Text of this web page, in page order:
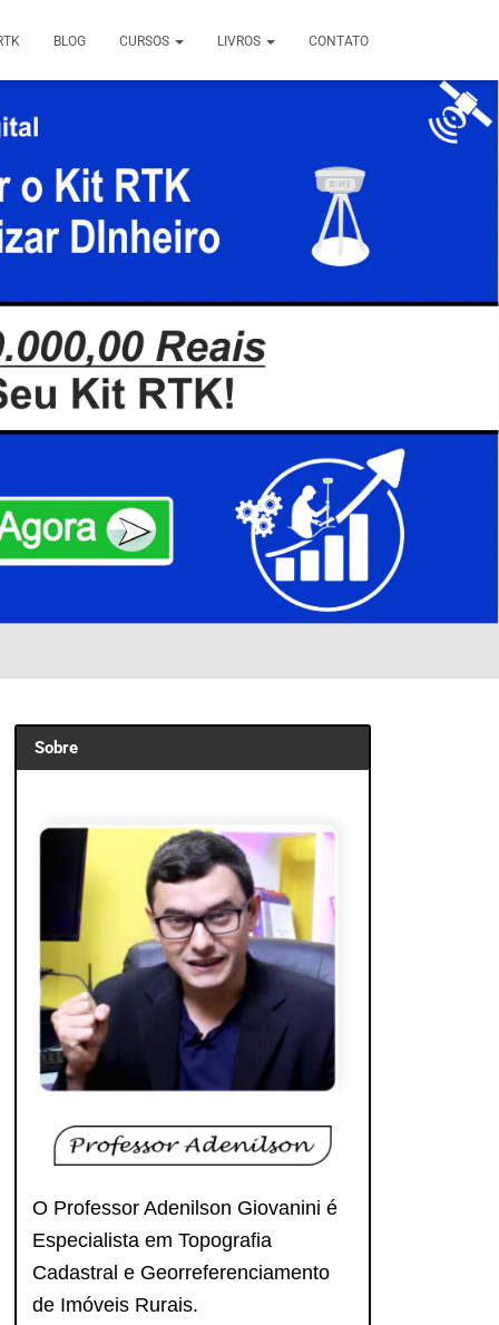
BLOG CURSOS LIVROS CONTATO
Sobre
O Professor Adenilson Giovanini é
Especialista em Topografia
Cadastral e Georreferenciamento
de Imóveis Rurais.